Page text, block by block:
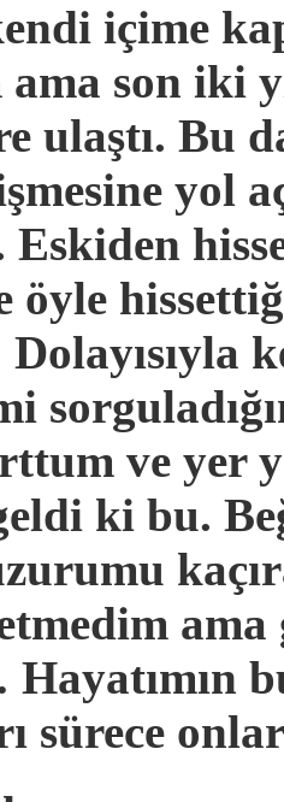
içime
son iki
ulaştı. Bu
yol
Eskiden
öyle
Dolayısıyla
ve yer
ki bu.
sürece